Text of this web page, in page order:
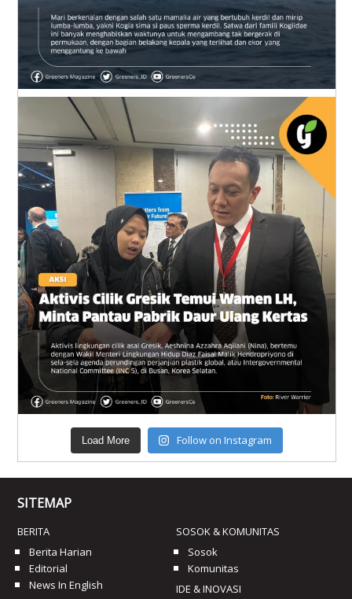
Load More Follow on Instagram
SITEMAP
BERITA
Berita Harian
Editorial
News In English
SOSOK & KOMUNITAS
Sosok
Komunitas
IDE & INOVASI